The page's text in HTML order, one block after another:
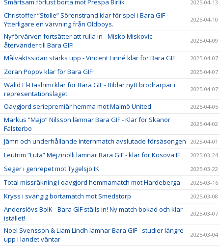
2025-04-13
Christoffer ”Stolle” Sörenstrand klar för spel i Bara GIF -
Ytterligare en värvning från Oldboys.
2025-04-10
Nyförvärven fortsätter att rulla in - Misko Miskovic
återvänder till Bara GIF!
2025-04-09
Målvaktssidan stärks upp - Vincent Linné klar för Bara GIF 2025-04-07
Zoran Popov klar för Bara GIF! 2025-04-07
Walid El-Hashimi klar för Bara GIF - Bildar nytt brödrarpar i
representationslaget
2025-04-07
Oavgjord seriepremiär hemma mot Malmö United 2025-04-05
Markus ”Majo” Nilsson lämnar Bara GIF - Klar för Skanör
Falsterbo
2025-04-02
Jämn och underhållande internmatch avslutade försäsongen 2025-04-01
Leutrim ”Luta” Mejzinolli lämnar Bara GIF - klar för Kosova IF 2025-03-24
Seger i genrepet mot Tygelsjö IK 2025-03-22
Total missräkning i oavgjord hemmamatch mot Hardeberga 2025-03-16
Kryss i svängig bortamatch mot Smedstorp 2025-03-08
Anderslövs BoIK - Bara GIF ställs in! Ny match bokad och klar
istället!
2025-03-07
Noel Svensson & Liam Lindh lämnar Bara GIF - studier längre
upp i landet väntar
2025-03-04